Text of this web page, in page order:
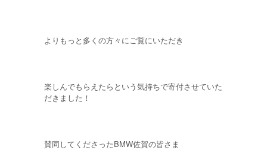
よりもっと多くの方々にご覧にいただき
楽しんでもらえたらという気持ちで寄付させていた
だきました！
賛同してくださったBMW佐賀の皆さま